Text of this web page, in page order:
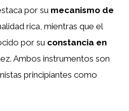
por su mecanismo de
rica, mientras que el
por su constancia en
Ambos instrumentos son
principiantes como